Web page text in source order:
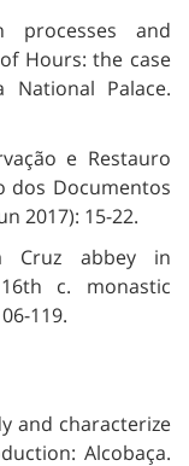
processes and
Hours: the case
Palace.
e Restauro
dos Documentos
2017): 15-22.
Cruz abbey in
c. monastic
119.
and characterize
Alcobaça.